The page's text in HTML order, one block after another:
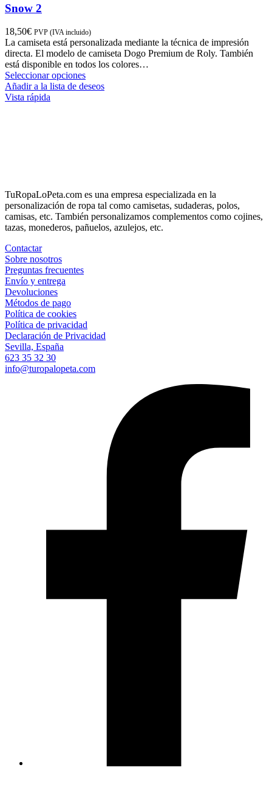
Snow 2
18,50€ PVP (IVA incluido)
La camiseta está personalizada mediante la técnica de impresión
directa. El modelo de camiseta Dogo Premium de Roly. También
está disponible en todos los colores…
Seleccionar opciones
Añadir a la lista de deseos
Vista rápida
TuRopaLoPeta.com es una empresa especializada en la
personalización de ropa tal como camisetas, sudaderas, polos,
camisas, etc. También personalizamos complementos como cojines,
tazas, monederos, pañuelos, azulejos, etc.
Contactar
Sobre nosotros
Preguntas frecuentes
Envío y entrega
Devoluciones
Métodos de pago
Política de cookies
Política de privacidad
Declaración de Privacidad
Sevilla, España
623 35 32 30
info@turopalopeta.com